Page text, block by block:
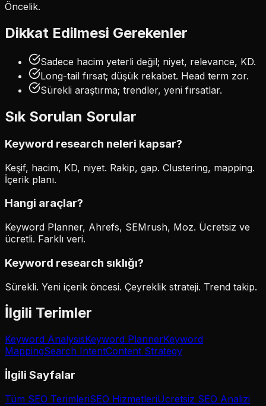
Öncelik.
Dikkat Edilmesi Gerekenler
Sadece hacim yeterli değil; niyet, relevance, KD.
Long-tail fırsat; düşük rekabet. Head term zor.
Sürekli araştırma; trendler, yeni fırsatlar.
Sık Sorulan Sorular
Keyword research neleri kapsar?
Keşif, hacim, KD, niyet. Rakip, gap. Clustering, mapping.
İçerik planı.
Hangi araçlar?
Keyword Planner, Ahrefs, SEMrush, Moz. Ücretsiz ve
ücretli. Farklı veri.
Keyword research sıklığı?
Sürekli. Yeni içerik öncesi. Çeyreklik strateji. Trend takip.
İlgili Terimler
Keyword AnalysisKeyword PlannerKeyword
MappingSearch IntentContent Strategy
İlgili Sayfalar
Tüm SEO TerimleriSEO HizmetleriÜcretsiz SEO Analizi